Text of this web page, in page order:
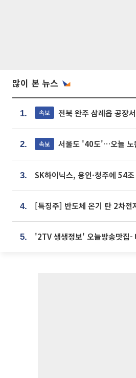
많이 본 뉴스
1. 속보 전북 완주 삼례읍 공장
2. 속보 서울도 '40도'…오늘 노
3.
4.
5.